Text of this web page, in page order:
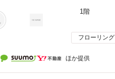
1階
フローリング
ほか提供